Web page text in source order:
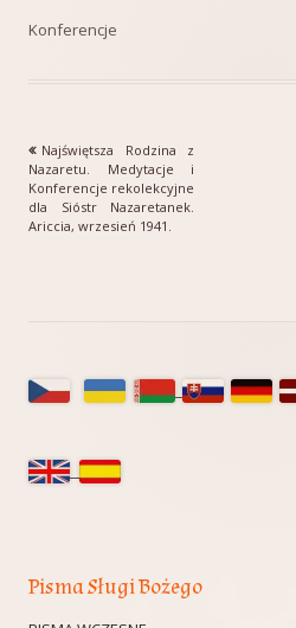
Konferencje
Nawigacja
wpisu
Poprzedni
artykół
Najświętsza Rodzina z
Nazaretu. Medytacje i
Konferencje rekolekcyjne
dla Sióstr Nazaretanek.
Ariccia, wrzesień 1941.
Główny
boczny
Pisma Sługi Bożego